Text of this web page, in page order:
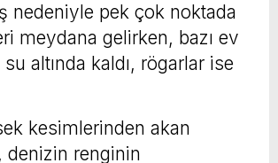
nedeniyle pek çok noktada
meydana gelirken, bazı ev
altında kaldı, rögarlar ise
kesimlerinden akan
denizin renginin